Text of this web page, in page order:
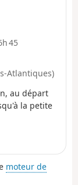
45
Atlantiques)
au départ
la petite
moteur de